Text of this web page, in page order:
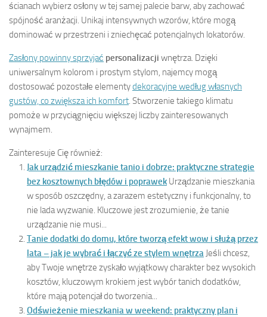
ścianach wybierz osłony w tej samej palecie barw, aby zachować
spójność aranżacji. Unikaj intensywnych wzorów, które mogą
dominować w przestrzeni i zniechęcać potencjalnych lokatorów.
Zasłony powinny sprzyjać personalizacji wnętrza. Dzięki
uniwersalnym kolorom i prostym stylom, najemcy mogą
dostosować pozostałe elementydekoracyjne według własnych
gustów, co zwiększa ich komfort. Stworzenie takiego klimatu
pomoże w przyciągnięciu większej liczby zainteresowanych
wynajmem.
Zainteresuje Cię również:
Jak urządzić mieszkanie tanio i dobrze: praktyczne strategie
bez kosztownych błędów i poprawek Urządzanie mieszkania
w sposób oszczędny, a zarazem estetyczny i funkcjonalny, to
nie lada wyzwanie. Kluczowe jest zrozumienie, że tanie
urządzanie nie musi...
Tanie dodatki do domu, które tworzą efekt wow i służą przez
lata – jak je wybrać i łączyć ze stylem wnętrza Jeśli chcesz,
aby Twoje wnętrze zyskało wyjątkowy charakter bez wysokich
kosztów, kluczowym krokiem jest wybór tanich dodatków,
które mają potencjał do tworzenia...
Odświeżenie mieszkania w weekend: praktyczny plan i